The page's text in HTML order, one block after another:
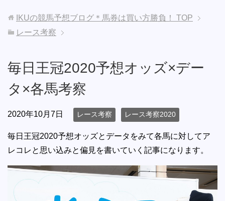
IKUの競馬予想ブログ＊馬券は買い方勝負！
TOP
レース考察
毎日王冠2020予想オッズ×デー
タ×各馬考察
2020年10月7日 レース考察 レース考察2020
毎日王冠2020予想オッズとデータをみて各馬に対してア
レコレと思い込みと偏見を書いていく記事になります。